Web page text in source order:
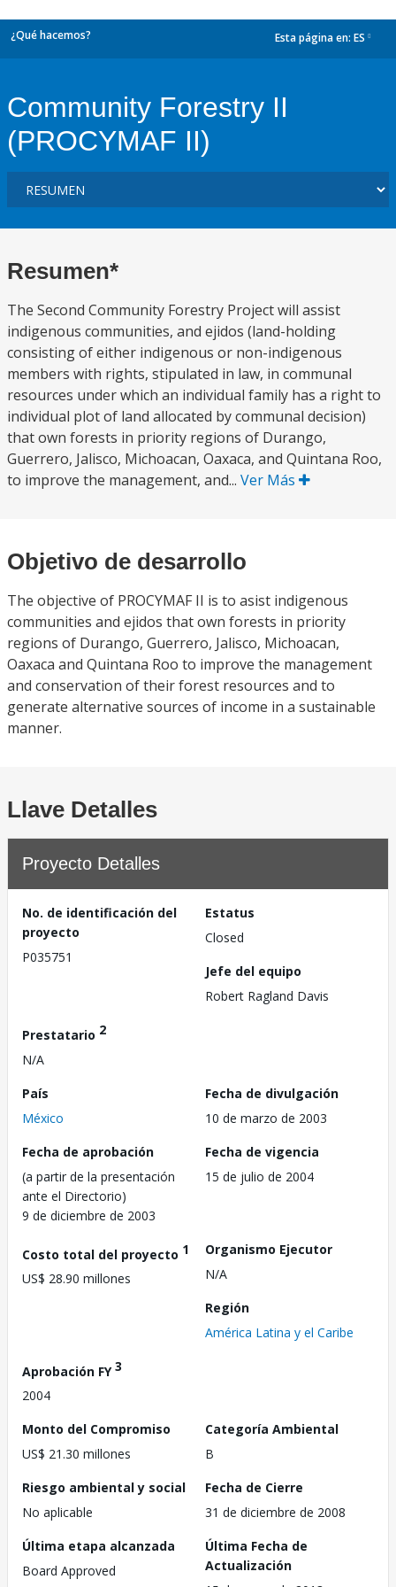
¿Qué hacemos? Esta página en: ES
Community Forestry II
(PROCYMAF II)
Resumen*
The Second Community Forestry Project will assist
indigenous communities, and ejidos (land-holding
consisting of either indigenous or non-indigenous
members with rights, stipulated in law, in communal
resources under which an individual family has a right to
individual plot of land allocated by communal decision)
that own forests in priority regions of Durango,
Guerrero, Jalisco, Michoacan, Oaxaca, and Quintana Roo,
to improve the management, and... Ver Más
Objetivo de desarrollo
The objective of PROCYMAF II is to asist indigenous
communities and ejidos that own forests in priority
regions of Durango, Guerrero, Jalisco, Michoacan,
Oaxaca and Quintana Roo to improve the management
and conservation of their forest resources and to
generate alternative sources of income in a sustainable
manner.
Llave Detalles
Proyecto Detalles
No. de identificación del
proyecto
P035751
Estatus
Closed
Jefe del equipo
Robert Ragland Davis
Prestatario 2
N/A
País
México
Fecha de divulgación
10 de marzo de 2003
Fecha de aprobación
(a partir de la presentación
ante el Directorio)
9 de diciembre de 2003
Fecha de vigencia
15 de julio de 2004
Costo total del proyecto 1
US$ 28.90 millones
Organismo Ejecutor
N/A
Región
América Latina y el Caribe
Aprobación FY3
2004
Monto del Compromiso
US$ 21.30 millones
Categoría Ambiental
B
Riesgo ambiental y social
No aplicable
Fecha de Cierre
31 de diciembre de 2008
Última etapa alcanzada
Board Approved
Última Fecha de
Actualización